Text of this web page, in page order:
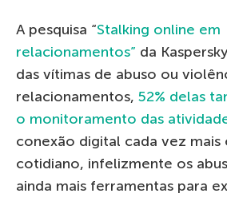
A pesquisa “Stalking online em
relacionamentos” da
das vítimas de abuso ou
relacionamentos, 52% delas
o monitoramento das
conexão digital cada vez mais
cotidiano, infelizmente os
ainda mais ferramentas para